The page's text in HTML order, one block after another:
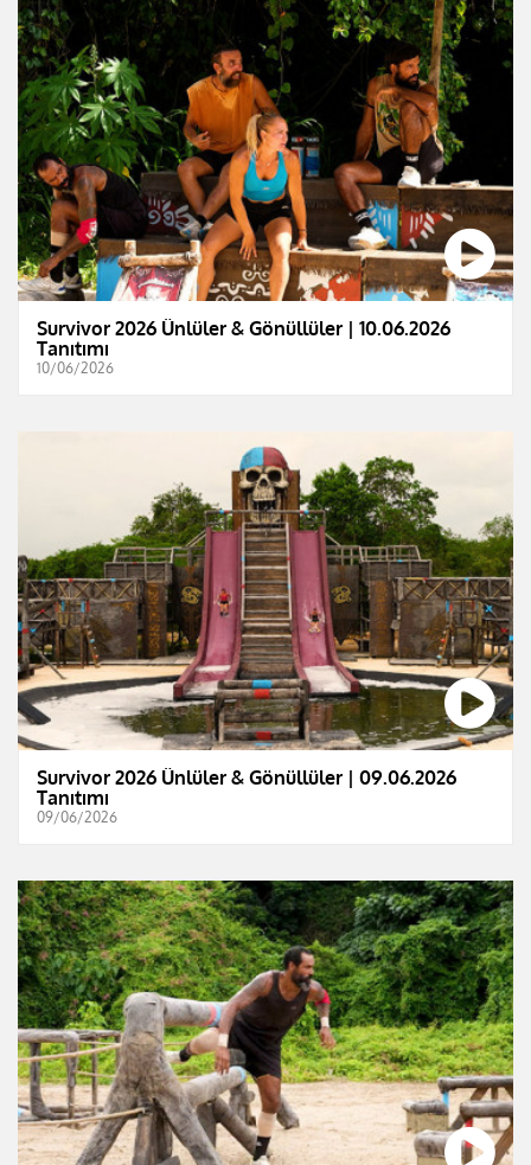
Survivor 2026 Ünlüler & Gönüllüler | 10.06.2026
Tanıtımı
10/06/2026
Survivor 2026 Ünlüler & Gönüllüler | 09.06.2026
Tanıtımı
09/06/2026